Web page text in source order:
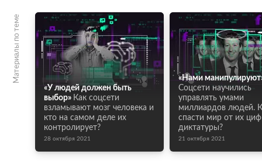
Материалы по теме
«У людей должен быть
выбор» Как соцсети
взламывают мозг человека и
кто на самом деле их
контролирует?
28 октября 2021
«Нами
Соцсети научились
управлять умами
миллиардов людей.
спасти мир от их
диктатуры?
21 октября 2021